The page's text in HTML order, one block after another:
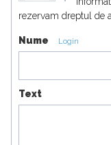
rezervam dreptul de
Nume Login
Text